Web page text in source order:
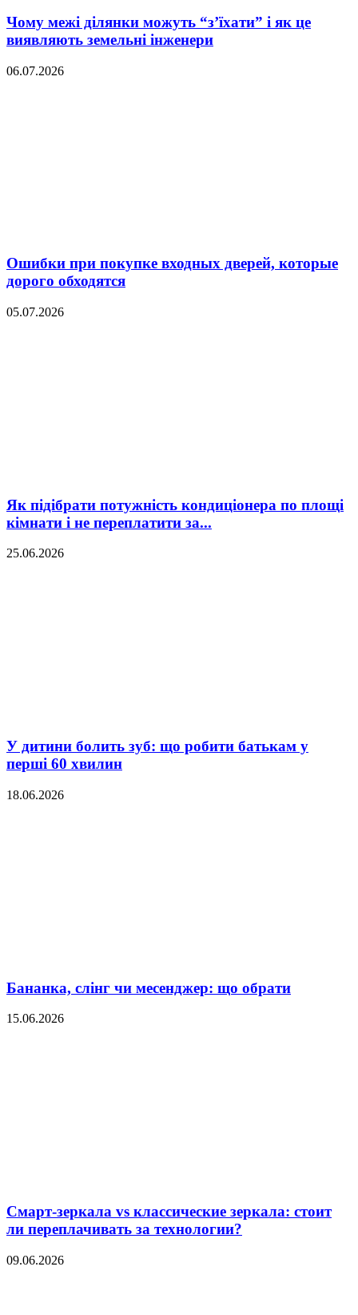
Чому межі ділянки можуть “з’їхати” і як це
виявляють земельні інженери
06.07.2026
Ошибки при покупке входных дверей, которые
дорого обходятся
05.07.2026
Як підібрати потужність кондиціонера по площі
кімнати і не переплатити за...
25.06.2026
У дитини болить зуб: що робити батькам у
перші 60 хвилин
18.06.2026
Бананка, слінг чи месенджер: що обрати
15.06.2026
Смарт-зеркала vs классические зеркала: стоит
ли переплачивать за технологии?
09.06.2026